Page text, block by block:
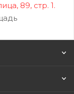
89, стр. 1.